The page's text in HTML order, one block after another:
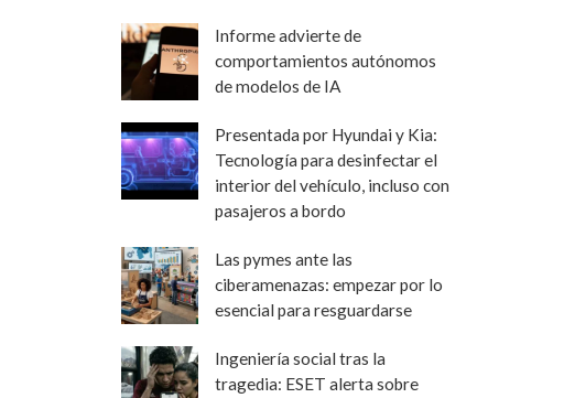
Informe advierte de
comportamientos autónomos
de modelos de IA
Presentada por Hyundai y Kia:
Tecnología para desinfectar el
interior del vehículo, incluso con
pasajeros a bordo
Las pymes ante las
ciberamenazas: empezar por lo
esencial para resguardarse
Ingeniería social tras la
tragedia: ESET alerta sobre